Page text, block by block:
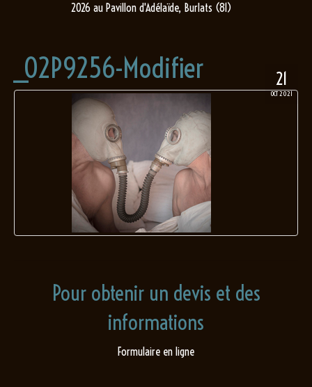
2026 au Pavillon d'Adélaïde, Burlats (81)
21
OCT 2021
_O2P9256-Modifier
Pour obtenir un devis et des
informations
Formulaire en ligne